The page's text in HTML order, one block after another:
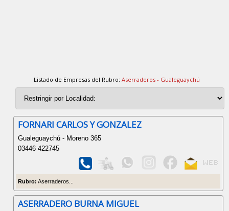
Listado de Empresas del Rubro: Aserraderos - Gualeguaychú
FORNARI CARLOS Y GONZALEZ
Gualeguaychú - Moreno 365
03446 422745
Rubro: Aserraderos...
ASERRADERO BURNA MIGUEL